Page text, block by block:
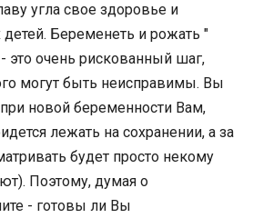
угла свое здоровье и
детей. Беременеть и рожать "
это очень рискованный шаг,
могут быть неисправимы. Вы
при новой беременности Вам,
лежать на сохранении, а за
будет просто некому
Поэтому, думая о
- готовы ли Вы